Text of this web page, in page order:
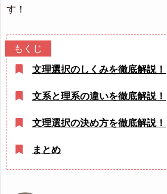
す！
文理選択のしくみを徹底解説！
文系と理系の違いを徹底解説！
文理選択の決め方を徹底解説！
まとめ